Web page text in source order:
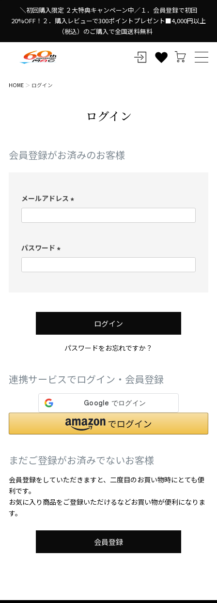
＼初回購入限定 ２大特典キャンペーン中／１．会員登録で初回
20%OFF！２．購入レビューで300ポイントプレゼント■4,000円以上
（税込）のご購入で全国送料無料
HOME ログイン
ログイン
会員登録がお済みのお客様
メールアドレス
必
パスワード
必
ログイン
パスワードをお忘れですか？
連携サービスでログイン・会員登録
まだご登録がお済みでないお客様
会員登録をしていただきますと、二度目のお買い物時にとても便
利です。
お気に入り商品をご登録いただけるなどお買い物が便利になりま
す。
会員登録